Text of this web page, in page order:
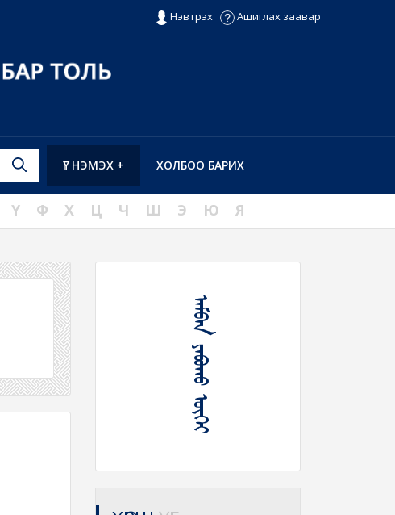
Нэвтрэх Ашиглах заавар
ХОЛБОО БАРИХ
ҮГ НЭМЭХ +
Ү Ф Х Ц Ч Ш Э Ю Я
ᠠᠮᠪᠠᠨ ᠶᠠᠪᠤᠬᠤ ᠦᠭᠡᠢ